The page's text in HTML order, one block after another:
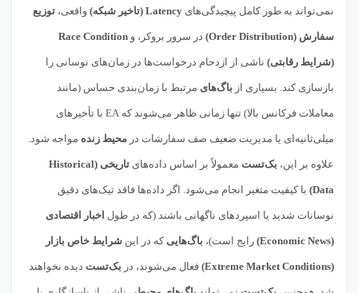
نمی‌تواند به طور کامل پیچیدگی‌های Latency (تاخیر شبکه) واقعی، توزیع
سفارش (Order Distribution) در سرور بروکر، و Race Condition
(شرایط رقابتی) ناشی از ازدحام درخواست‌ها در زمان‌های نوسانی را
بازسازی کند. بسیاری از باگ‌های مرتبط با زمان‌بندی حساس (مانند
معاملات فرکانس بالا) تنها زمانی ظاهر می‌شوند که EA با تأخیرهای
میلی‌ثانیه‌ای یا مدیریت ضعیف صف سفارشات در محیط زنده مواجه شود.
علاوه بر این، بک‌تست معمولاً بر اساس داده‌های تاریخی (Historical
Data) با کیفیت متغیر انجام می‌شود. اگر داده‌ها فاقد تیک‌های دقیق
نوسانات شدید یا اسپرد‌های ناگهانی باشند (که در طول اخبار اقتصادی
(Economic News) رایج است)، باگ‌هایی که در این شرایط خاص بازار
(Extreme Market Conditions) فعال می‌شوند، در بک‌تست دیده نخواهند